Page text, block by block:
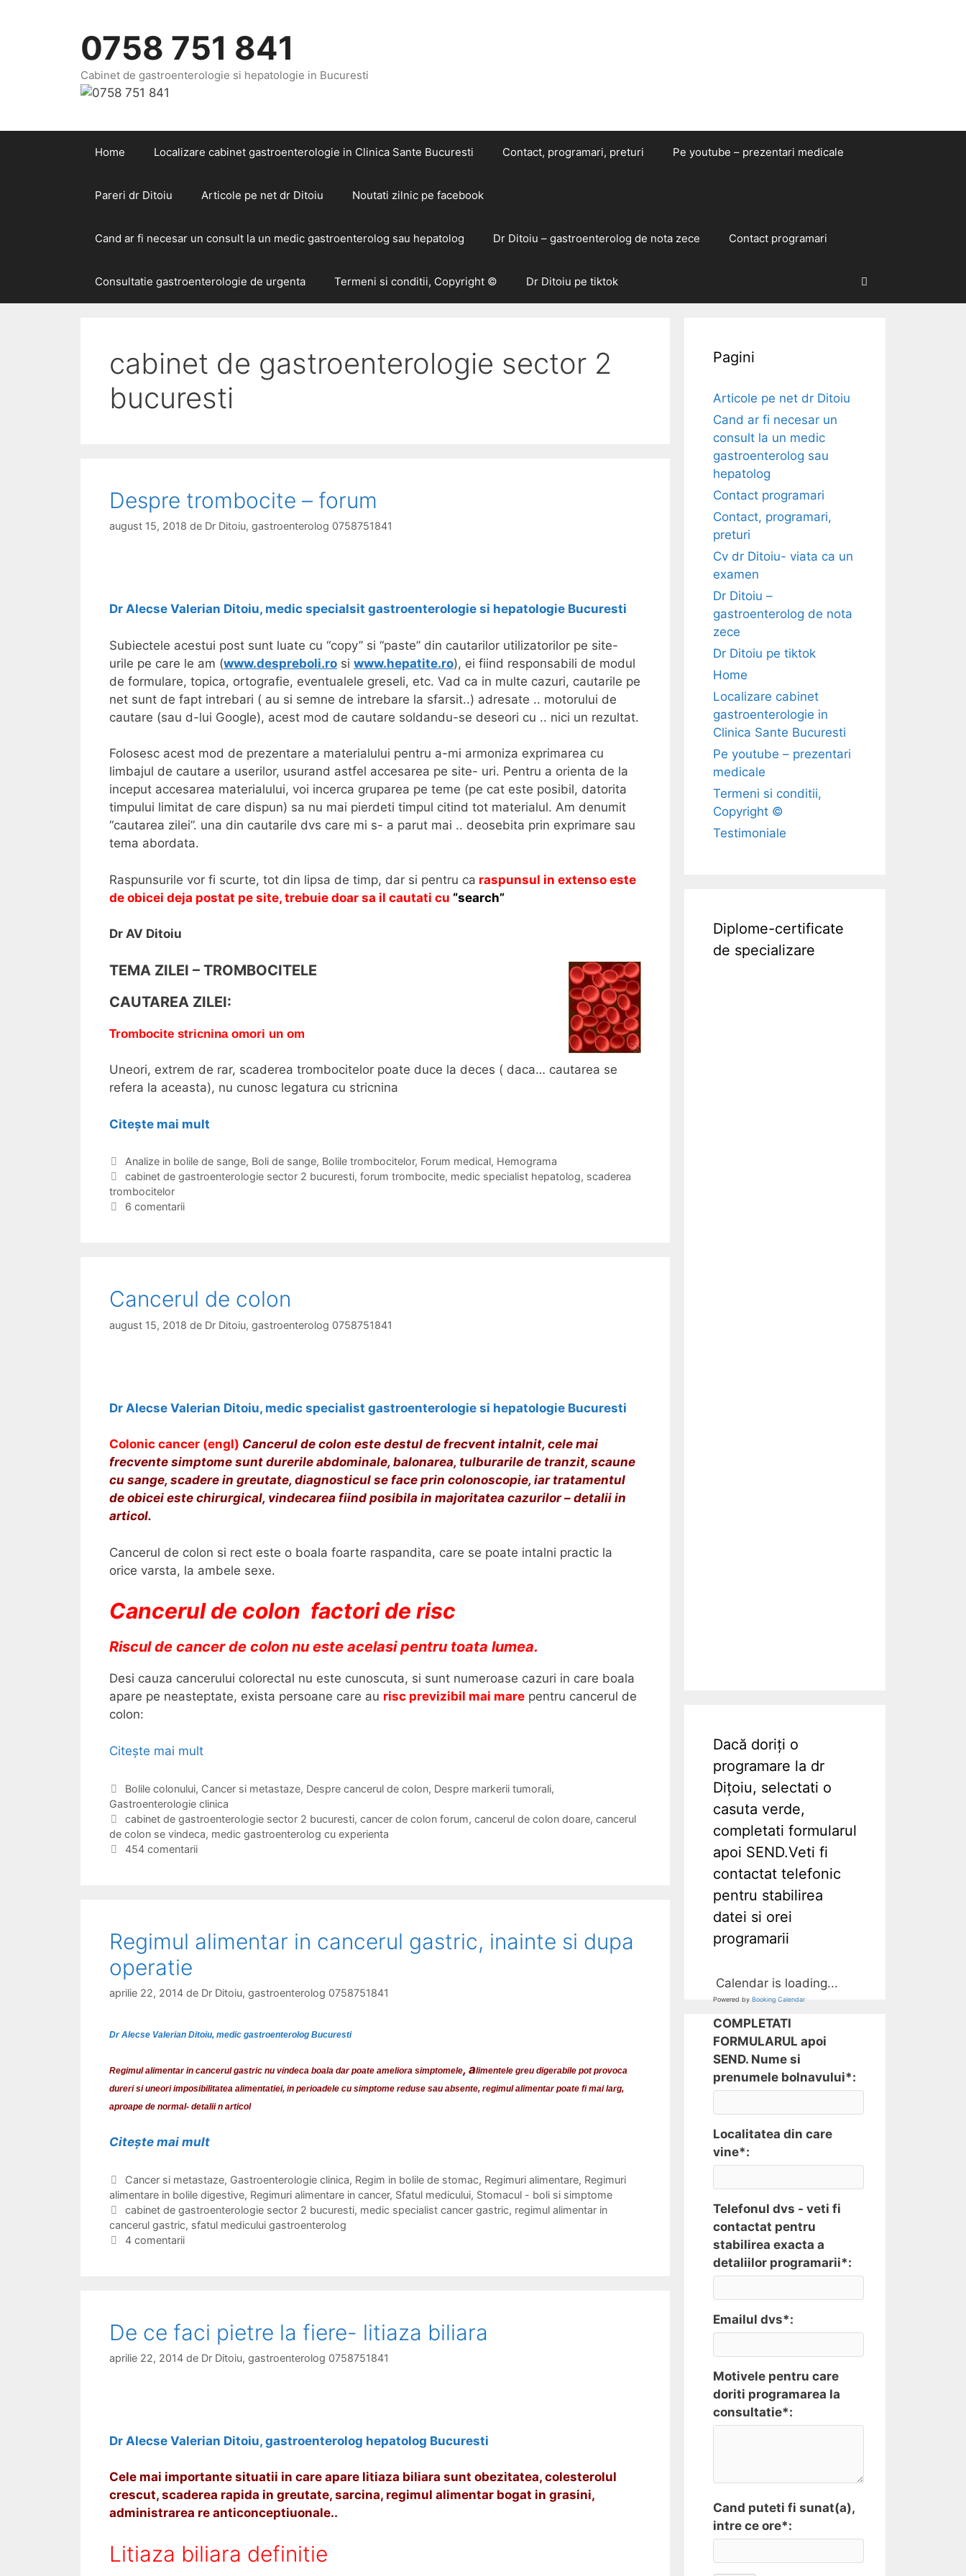
0758 751 841
Cabinet de gastroenterologie si hepatologie in Bucuresti
Home Localizare cabinet gastroenterologie in Clinica Sante Bucuresti Contact, programari, preturi Pe youtube – prezentari medicale
Pareri dr Ditoiu Articole pe net dr Ditoiu Noutati zilnic pe facebook
Cand ar fi necesar un consult la un medic gastroenterolog sau hepatolog Dr Ditoiu – gastroenterolog de nota zece Contact programari
Consultatie gastroenterologie de urgenta Termeni si conditii, Copyright © Dr Ditoiu pe tiktok
cabinet de gastroenterologie sector 2
bucuresti
Despre trombocite – forum
august 15, 2018 de Dr Ditoiu, gastroenterolog 0758751841
Dr Alecse Valerian Ditoiu, medic specialsit gastroenterologie si hepatologie Bucuresti
Subiectele acestui post sunt luate cu “copy” si “paste” din cautarilor utilizatorilor pe site-
urile pe care le am (www.despreboli.ro si www.hepatite.ro), ei fiind responsabili de modul
de formulare, topica, ortografie, eventualele greseli, etc. Vad ca in multe cazuri, cautarile pe
net sunt de fapt intrebari ( au si semne de intrebare la sfarsit..) adresate .. motorului de
cautare (sau d-lui Google), acest mod de cautare soldandu-se deseori cu .. nici un rezultat.
Folosesc acest mod de prezentare a materialului pentru a-mi armoniza exprimarea cu
limbajul de cautare a userilor, usurand astfel accesarea pe site- uri. Pentru a orienta de la
inceput accesarea materialului, voi incerca gruparea pe teme (pe cat este posibil, datorita
timpului limitat de care dispun) sa nu mai pierdeti timpul citind tot materialul. Am denumit
“cautarea zilei”. una din cautarile dvs care mi s- a parut mai .. deosebita prin exprimare sau
tema abordata.
Raspunsurile vor fi scurte, tot din lipsa de timp, dar si pentru ca raspunsul in extenso este
de obicei deja postat pe site, trebuie doar sa il cautati cu “search”
Dr AV Ditoiu
TEMA ZILEI – TROMBOCITELE
CAUTAREA ZILEI:
Trombocite stricnina omori un om
Uneori, extrem de rar, scaderea trombocitelor poate duce la deces ( daca… cautarea se
refera la aceasta), nu cunosc legatura cu stricnina
Citește mai mult
s
p
b
o
–
o
r
u
m
C
a
t
e
Analize in bolile de sange, Boli de sange, Bolile trombocitelor, Forum medical, Hemograma
E
t
i
cabinet de gastroenterologie sector 2 bucuresti, forum trombocite, medic specialist hepatolog, scaderea
trombocitelor
6 comentarii
Cancerul de colon
august 15, 2018 de Dr Ditoiu, gastroenterolog 0758751841
Dr Alecse Valerian Ditoiu, medic specialist gastroenterologie si hepatologie Bucuresti
Colonic cancer (engl) Cancerul de colon este destul de frecvent intalnit, cele mai
frecvente simptome sunt durerile abdominale, balonarea, tulburarile de tranzit, scaune
cu sange, scadere in greutate, diagnosticul se face prin colonoscopie, iar tratamentul
de obicei este chirurgical, vindecarea fiind posibila in majoritatea cazurilor – detalii in
articol.
Cancerul de colon si rect este o boala foarte raspandita, care se poate intalni practic la
orice varsta, la ambele sexe.
Cancerul de colon factori de risc
Riscul de cancer de colon nu este acelasi pentru toata lumea.
Desi cauza cancerului colorectal nu este cunoscuta, si sunt numeroase cazuri in care boala
apare pe neasteptate, exista persoane care au risc previzibil mai mare pentru cancerul de
colon:
Citește mai mult
n
c
e
r
c
o
C
a
t
e
g
Bolile colonului, Cancer si metastaze, Despre cancerul de colon, Despre markerii tumorali,
Gastroenterologie clinica
E
t
i
cabinet de gastroenterologie sector 2 bucuresti, cancer de colon forum, cancerul de colon doare, cancerul
de colon se vindeca, medic gastroenterolog cu experienta
454 comentarii
Regimul alimentar in cancerul gastric, inainte si dupa
operatie
aprilie 22, 2014 de Dr Ditoiu, gastroenterolog 0758751841
Dr Alecse Valerian Ditoiu, medic gastroenterolog Bucuresti
Regimul alimentar in cancerul gastric nu vindeca boala dar poate ameliora simptomele, alimentele greu digerabile pot provoca
dureri si uneori imposibilitatea alimentatiei, in perioadele cu simptome reduse sau absente, regimul alimentar poate fi mai larg,
aproape de normal- detalii n articol
Citește mai mult
g
i
m
u
n
n
a
n
c
r
C
a
t
e
g
Cancer si metastaze, Gastroenterologie clinica, Regim in bolile de stomac, Regimuri alimentare, Regimuri
alimentare in bolile digestive, Regimuri alimentare in cancer, Sfatul medicului, Stomacul - boli si simptome
E
t
i
cabinet de gastroenterologie sector 2 bucuresti, medic specialist cancer gastric, regimul alimentar in
cancerul gastric, sfatul medicului gastroenterolog
4 comentarii
De ce faci pietre la fiere- litiaza biliara
aprilie 22, 2014 de Dr Ditoiu, gastroenterolog 0758751841
Dr Alecse Valerian Ditoiu, gastroenterolog hepatolog Bucuresti
Cele mai importante situatii in care apare litiaza biliara sunt obezitatea, colesterolul
crescut, scaderea rapida in greutate, sarcina, regimul alimentar bogat in grasini,
administrarea re anticonceptiuonale..
Litiaza biliara definitie
Pagini
Articole pe net dr Ditoiu
Cand ar fi necesar un
consult la un medic
gastroenterolog sau
hepatolog
Contact programari
Contact, programari,
preturi
Cv dr Ditoiu- viata ca un
examen
Dr Ditoiu –
gastroenterolog de nota
zece
Dr Ditoiu pe tiktok
Home
Localizare cabinet
gastroenterologie in
Clinica Sante Bucuresti
Pe youtube – prezentari
medicale
Termeni si conditii,
Copyright ©
Testimoniale
Diplome-certificate
de specializare
Dacă doriți o
programare la dr
Dițoiu, selectati o
casuta verde,
completati formularul
apoi SEND.Veti fi
contactat telefonic
pentru stabilirea
datei si orei
programarii
Calendar is loading...
Powered by Booking Calendar
COMPLETATI
FORMULARUL apoi
SEND. Nume si
prenumele bolnavului*:
Localitatea din care
vine*:
Telefonul dvs - veti fi
contactat pentru
stabilirea exacta a
detaliilor programarii*:
Emailul dvs*:
Motivele pentru care
doriti programarea la
consultatie*:
Cand puteti fi sunat(a),
intre ce ore*: